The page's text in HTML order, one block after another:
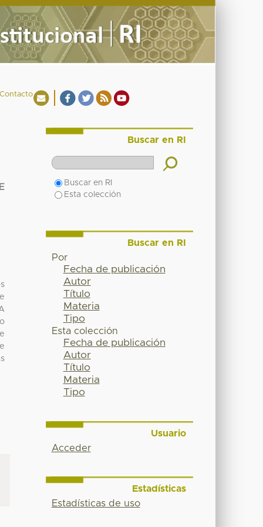
Buscar en RI
Buscar en RI
Esta colección
Buscar en RI
Por
Fecha de publicación
Autor
Título
Materia
Tipo
Esta colección
Fecha de publicación
Autor
Título
Materia
Tipo
Usuario
Acceder
Estadísticas
Estadísticas de uso